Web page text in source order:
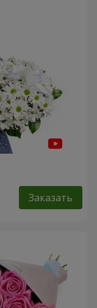
Заказать